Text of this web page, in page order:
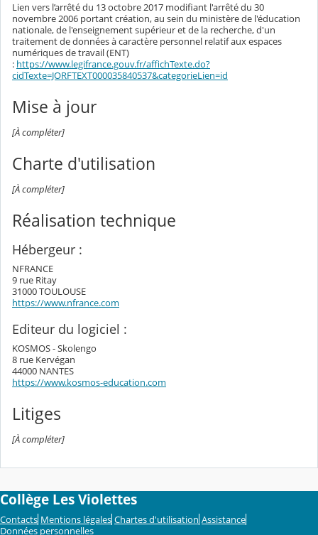
Lien vers l’arrêté du 13 octobre 2017 modifiant l'arrêté du 30
novembre 2006 portant création, au sein du ministère de l'éducation
nationale, de l'enseignement supérieur et de la recherche, d'un
traitement de données à caractère personnel relatif aux espaces
numériques de travail (ENT)
: https://www.legifrance.gouv.fr/affichTexte.do?
cidTexte=JORFTEXT000035840537&categorieLien=id
Mise à jour
[À compléter]
Charte d'utilisation
[À compléter]
Réalisation technique
Hébergeur :
NFRANCE
9 rue Ritay
31000 TOULOUSE
https://www.nfrance.com
Editeur du logiciel :
KOSMOS - Skolengo
8 rue Kervégan
44000 NANTES
https://www.kosmos-education.com
Litiges
[À compléter]
Collège Les Violettes
Contacts Mentions légales Chartes d'utilisation Assistance
Données personnelles